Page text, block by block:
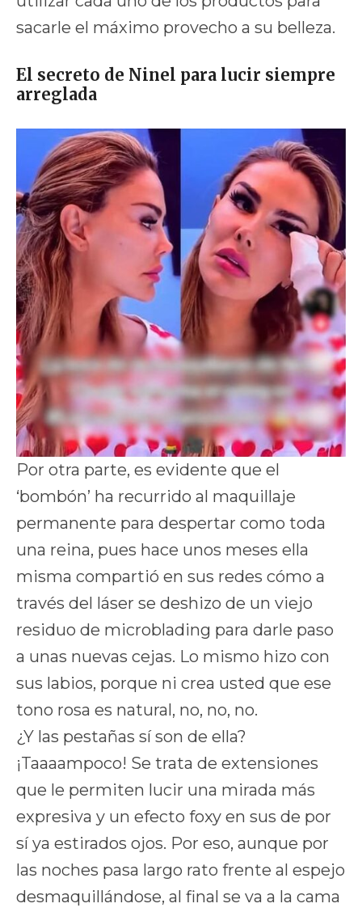
sacarle el máximo provecho a su belleza.
El secreto de Ninel para lucir siempre
arreglada
Por otra parte, es evidente que el
‘bombón’ ha recurrido al maquillaje
permanente para despertar como toda
una reina, pues hace unos meses ella
misma compartió en sus redes cómo a
través del láser se deshizo de un viejo
residuo de microblading para darle paso
a unas nuevas cejas. Lo mismo hizo con
sus labios, porque ni crea usted que ese
tono rosa es natural, no, no, no.
¿Y las pestañas sí son de ella?
¡Taaaampoco! Se trata de extensiones
que le permiten lucir una mirada más
expresiva y un efecto foxy en sus de por
sí ya estirados ojos. Por eso, aunque por
las noches pasa largo rato frente al espejo
desmaquillándose, al final se va a la cama